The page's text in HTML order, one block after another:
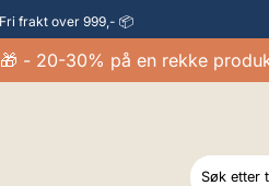
Fri frakt over 999,- 📦
20-30% på en rekke produkter!